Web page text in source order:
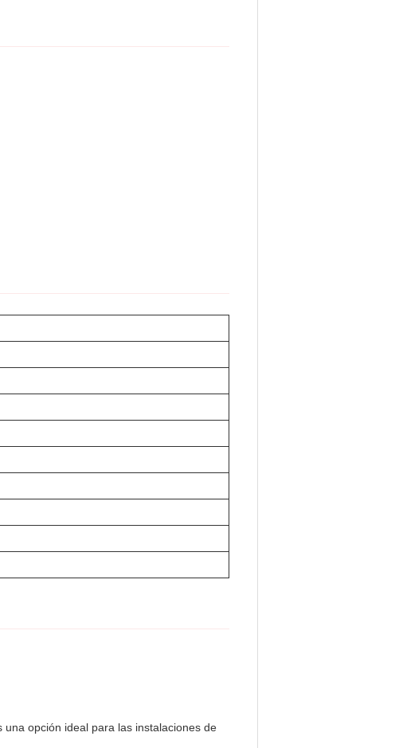
opción ideal para las instalaciones de